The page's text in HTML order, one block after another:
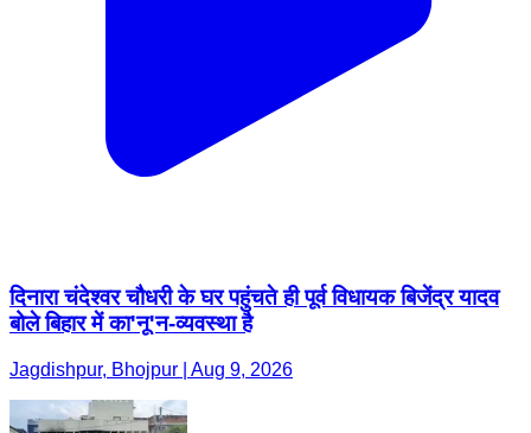
दिनारा चंदेश्वर चौधरी के घर पहुंचते ही पूर्व विधायक बिजेंद्र यादव
बोले बिहार में का'नू'न-व्यवस्था है
Jagdishpur, Bhojpur | Aug 9, 2026